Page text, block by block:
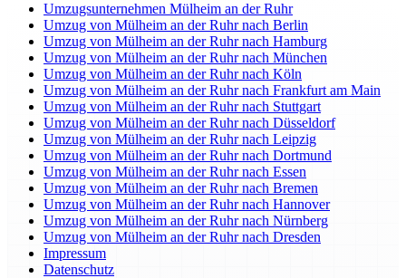
Umzugsunternehmen Mülheim an der Ruhr
Umzug von Mülheim an der Ruhr nach Berlin
Umzug von Mülheim an der Ruhr nach Hamburg
Umzug von Mülheim an der Ruhr nach München
Umzug von Mülheim an der Ruhr nach Köln
Umzug von Mülheim an der Ruhr nach Frankfurt am Main
Umzug von Mülheim an der Ruhr nach Stuttgart
Umzug von Mülheim an der Ruhr nach Düsseldorf
Umzug von Mülheim an der Ruhr nach Leipzig
Umzug von Mülheim an der Ruhr nach Dortmund
Umzug von Mülheim an der Ruhr nach Essen
Umzug von Mülheim an der Ruhr nach Bremen
Umzug von Mülheim an der Ruhr nach Hannover
Umzug von Mülheim an der Ruhr nach Nürnberg
Umzug von Mülheim an der Ruhr nach Dresden
Impressum
Datenschutz